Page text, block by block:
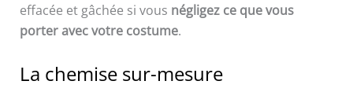
effacée et gâchée si vous négligez ce que vous
porter avec votre costume.
La chemise sur-mesure